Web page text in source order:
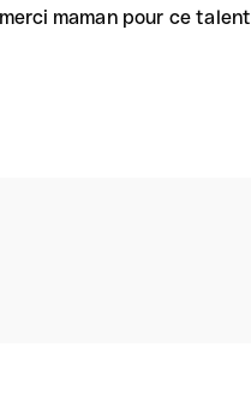
maman pour ce talent